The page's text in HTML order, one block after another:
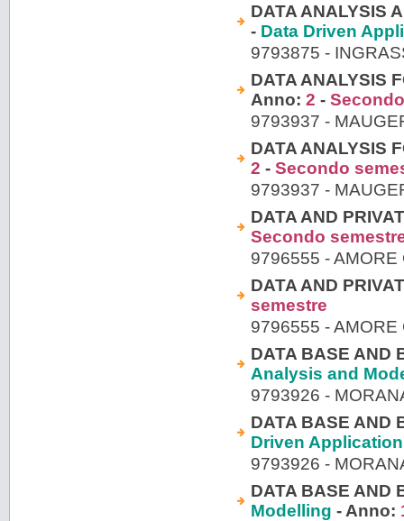
DATA ANALYSIS
- Data Driven
9793875 -
DATA ANALYSIS
Anno: 2 -
9793937 -
DATA ANALYSIS
2 - Secondo
9793937 -
DATA AND
Secondo
9796555 - AMORE
DATA AND
semestre
9796555 - AMORE
DATA BASE AND
Analysis and
9793926 -
DATA BASE AND
Driven
9793926 -
DATA BASE AND
Modelling - Anno: